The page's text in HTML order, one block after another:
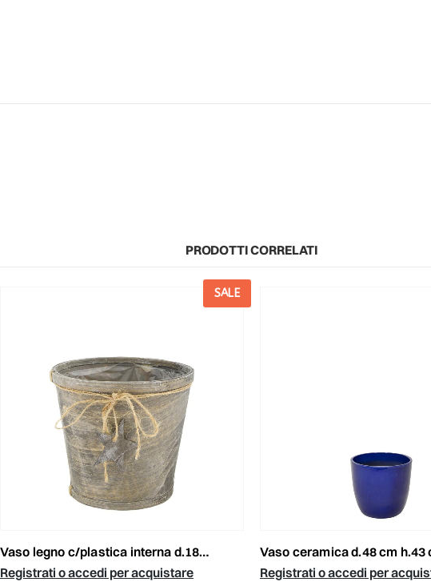
PRODOTTI CORRELATI
SALE
vaso legno c/plastica interna d.18 cm h.16 cm grigio/naturale
Registrati o accedi per acquistare
vaso ceramica d.48 cm h.43 cm – noble egg-
Registrati o accedi per